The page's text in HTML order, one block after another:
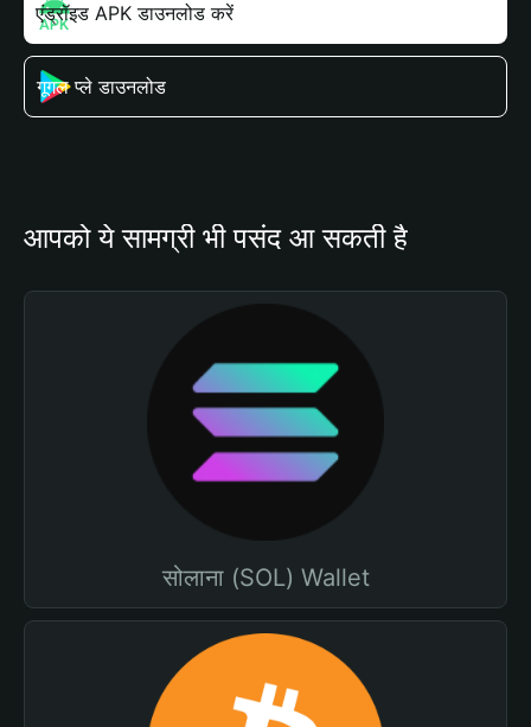
एंड्रॉइड APK डाउनलोड करें
गूगल प्ले डाउनलोड
आपको ये सामग्री भी पसंद आ सकती है
सोलाना (SOL) Wallet